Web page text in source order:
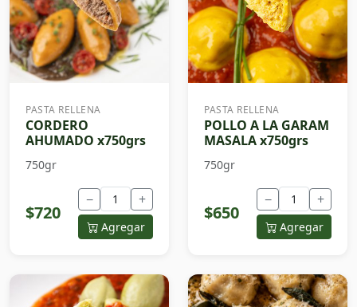
PASTA RELLENA
CORDERO
AHUMADO x750grs
750gr
$720
− +
Agregar
PASTA RELLENA
POLLO A LA GARAM
MASALA x750grs
750gr
$650
− +
Agregar